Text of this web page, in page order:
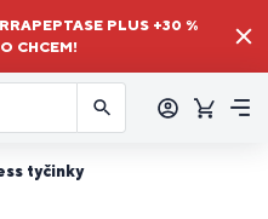
PLUS +30 %
CHCEM!
sa
Košík
tyčinky